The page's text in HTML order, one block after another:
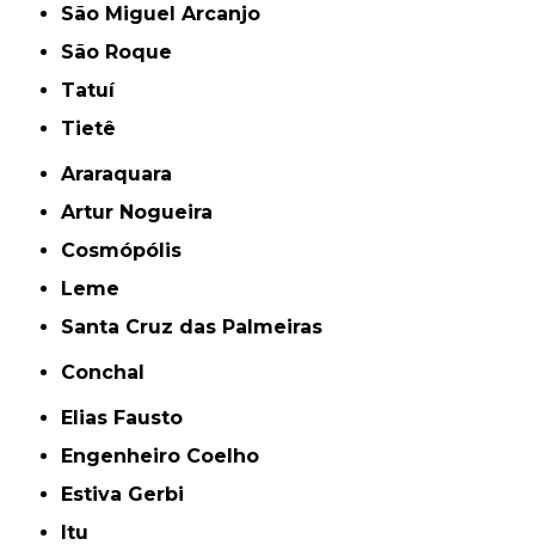
São Miguel Arcanjo
São Roque
Tatuí
Tietê
Araraquara
Artur Nogueira
Cosmópólis
Leme
Santa Cruz das Palmeiras
Conchal
Elias Fausto
Engenheiro Coelho
Estiva Gerbi
Itu